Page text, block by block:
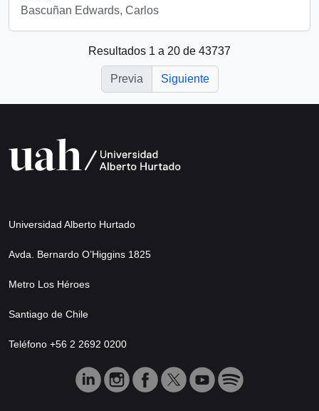
Bascuñan Edwards, Carlos
Resultados 1 a 20 de 43737
Previa Siguiente
Universidad Alberto Hurtado
Avda. Bernardo O’Higgins 1825
Metro Los Héroes
Santiago de Chile
Teléfono +56 2 2692 0200